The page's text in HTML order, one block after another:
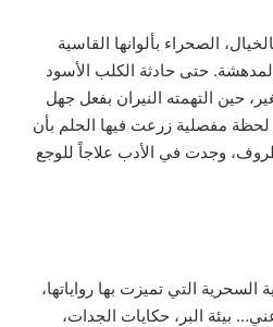
الصحراء بألوانها القاسية
المدهشة. حتى حادثة الكلب الأسود
حين التهمته النيران بفعل جهل
مفصلية زرعت فيها الحلم بأن
وجدت في الأدب علاجاً للوجع
التي تميزت بها رواياتها،
بيئة البر، حكايات الجدات،